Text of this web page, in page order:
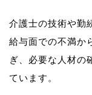
介護士の技術や勤
給与面での不満か
ぎ、必要な人材の
ています。